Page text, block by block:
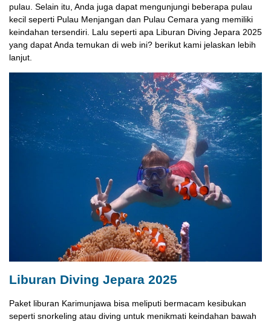
pulau. Selain itu, Anda juga dapat mengunjungi beberapa pulau
kecil seperti Pulau Menjangan dan Pulau Cemara yang memiliki
keindahan tersendiri. Lalu seperti apa Liburan Diving Jepara 2025
yang dapat Anda temukan di web ini? berikut kami jelaskan lebih
lanjut.
Liburan Diving Jepara 2025
Paket liburan Karimunjawa bisa meliputi bermacam kesibukan
seperti snorkeling atau diving untuk menikmati keindahan bawah